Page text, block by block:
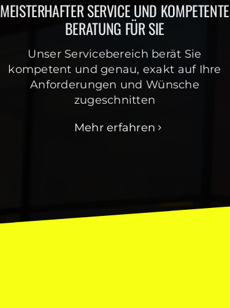
MEISTERHAFTER SERVICE UND KOMPETENTE
BERATUNG FÜR SIE
Unser Servicebereich berät Sie
kompetent und genau, exakt auf Ihre
Anforderungen und Wünsche
zugeschnitten
Mehr erfahren